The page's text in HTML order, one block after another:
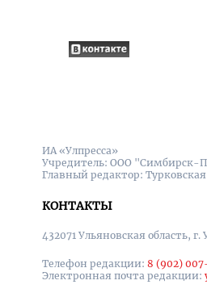
ИА «Улпресса»
Учредитель: ООО "Симбирск-
Главный редактор:
КОНТАКТЫ
432071 Ульяновская область,
Телефон редакции: 8 (902)
Электронная почта редакции: